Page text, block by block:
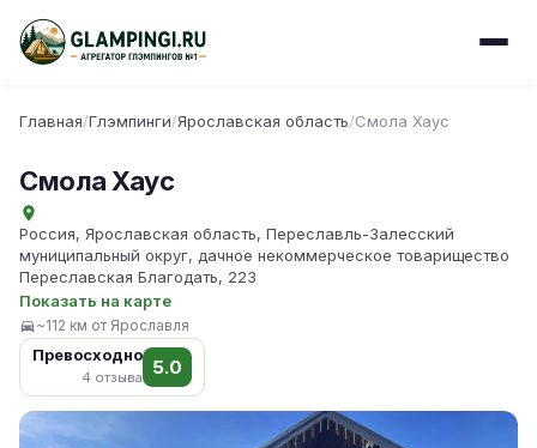
Главная/Глэмпинги/Ярославская область/Смола Хаус
Смола Хаус
Россия, Ярославская область, Переславль-Залесский
муниципальный округ, дачное некоммерческое товарищество
Переславская Благодать, 223
Показать на карте
~112 км от Ярославля
Превосходно
4 отзыва 5.0